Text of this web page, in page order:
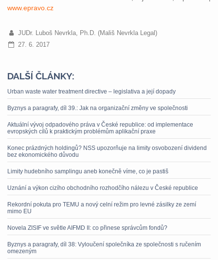
www.epravo.cz
JUDr. Luboš Nevrkla, Ph.D. (Mališ Nevrkla Legal)
27. 6. 2017
DALŠÍ ČLÁNKY:
Urban waste water treatment directive – legislativa a její dopady
Byznys a paragrafy, díl 39.: Jak na organizační změny ve společnosti
Aktuální vývoj odpadového práva v České republice: od implementace
evropských cílů k praktickým problémům aplikační praxe
Konec prázdných holdingů? NSS upozorňuje na limity osvobození dividend
bez ekonomického důvodu
Limity hudebního samplingu aneb konečně víme, co je pastiš
Uznání a výkon cizího obchodního rozhodčího nálezu v České republice
Rekordní pokuta pro TEMU a nový celní režim pro levné zásilky ze zemí
mimo EU
Novela ZISIF ve světle AIFMD II: co přinese správcům fondů?
Byznys a paragrafy, díl 38: Vyloučení společníka ze společnosti s ručením
omezeným